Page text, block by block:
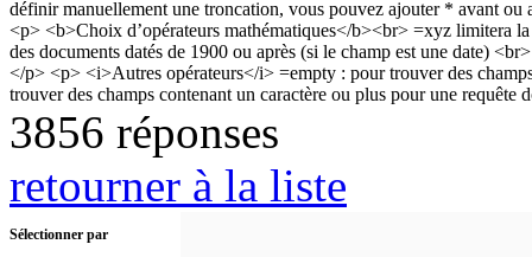
3856 réponses
retourner à la liste
Sélectionner par